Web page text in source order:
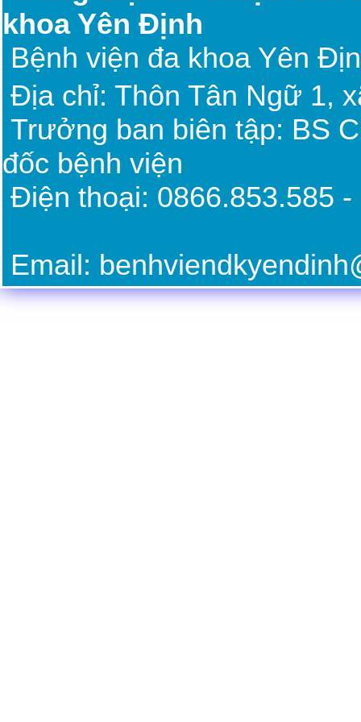
khoa Yên Định
Bệnh viện đa khoa Yên
Địa chỉ: Thôn Tân Ngữ 1,
Trưởng ban biên tập: BS
đốc bệnh viện
Điện thoại:
Email: